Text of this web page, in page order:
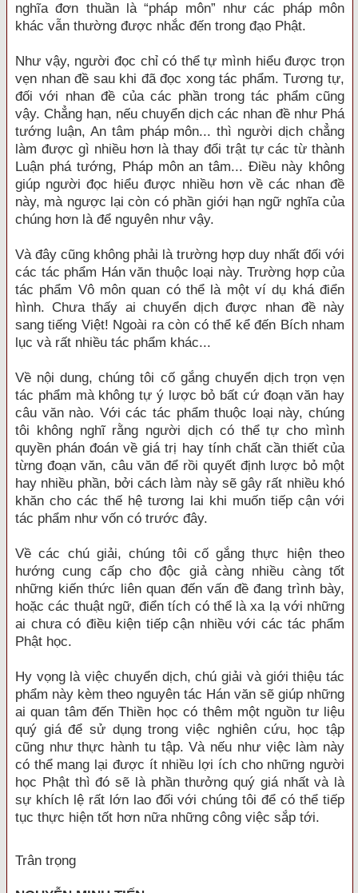
nghĩa đơn thuần là “pháp môn” như các pháp môn
khác vẫn thường được nhắc đến trong đạo Phật.
Như vậy, người đọc chỉ có thể tự mình hiểu được trọn
vẹn nhan đề sau khi đã đọc xong tác phẩm. Tương tự,
đối với nhan đề của các phần trong tác phẩm cũng
vậy. Chẳng hạn, nếu chuyển dịch các nhan đề như Phá
tướng luận, An tâm pháp môn... thì người dịch chẳng
làm được gì nhiều hơn là thay đổi trật tự các từ thành
Luận phá tướng, Pháp môn an tâm... Điều này không
giúp người đọc hiểu được nhiều hơn về các nhan đề
này, mà ngược lại còn có phần giới hạn ngữ nghĩa của
chúng hơn là để nguyên như vậy.
Và đây cũng không phải là trường hợp duy nhất đối với
các tác phẩm Hán văn thuộc loại này. Trường hợp của
tác phẩm Vô môn quan có thể là một ví dụ khá điển
hình. Chưa thấy ai chuyển dịch được nhan đề này
sang tiếng Việt! Ngoài ra còn có thể kể đến Bích nham
lục và rất nhiều tác phẩm khác...
Về nội dung, chúng tôi cố gắng chuyển dịch trọn vẹn
tác phẩm mà không tự ý lược bỏ bất cứ đoạn văn hay
câu văn nào. Với các tác phẩm thuộc loại này, chúng
tôi không nghĩ rằng người dịch có thể tự cho mình
quyền phán đoán về giá trị hay tính chất cần thiết của
từng đoạn văn, câu văn để rồi quyết định lược bỏ một
hay nhiều phần, bởi cách làm này sẽ gây rất nhiều khó
khăn cho các thế hệ tương lai khi muốn tiếp cận với
tác phẩm như vốn có trước đây.
Về các chú giải, chúng tôi cố gắng thực hiện theo
hướng cung cấp cho độc giả càng nhiều càng tốt
những kiến thức liên quan đến vấn đề đang trình bày,
hoặc các thuật ngữ, điển tích có thể là xa lạ với những
ai chưa có điều kiện tiếp cận nhiều với các tác phẩm
Phật học.
Hy vọng là việc chuyển dịch, chú giải và giới thiệu tác
phẩm này kèm theo nguyên tác Hán văn sẽ giúp những
ai quan tâm đến Thiền học có thêm một nguồn tư liệu
quý giá để sử dụng trong việc nghiên cứu, học tập
cũng như thực hành tu tập. Và nếu như việc làm này
có thể mang lại được ít nhiều lợi ích cho những người
học Phật thì đó sẽ là phần thưởng quý giá nhất và là
sự khích lệ rất lớn lao đối với chúng tôi để có thể tiếp
tục thực hiện tốt hơn nữa những công việc sắp tới.
Trân trọng